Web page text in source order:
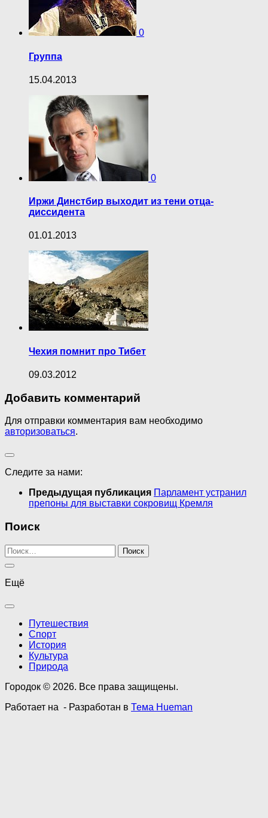
0
Группа
15.04.2013
0
Иржи Динстбир выходит из тени отца-
диссидента
01.01.2013
Чехия помнит про Тибет
09.03.2012
Добавить комментарий
Для отправки комментария вам необходимо
авторизоваться.
Следите за нами:
Предыдущая публикация Парламент устранил
препоны для выставки сокровищ Кремля
Поиск
Найти:
Ещё
Путешествия
Спорт
История
Культура
Природа
Городок © 2026. Все права защищены.
Работает на - Разработан в Тема Hueman